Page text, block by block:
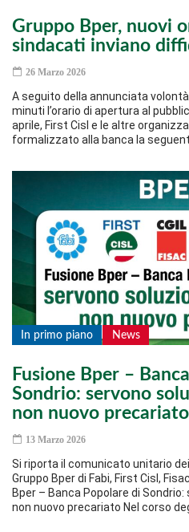
Gruppo Bper, nuovi
sindacati inviano
26 Marzo 2026
A seguito della annunciata
minuti l’orario di apertura al
aprile, First Cisl e le altre
formalizzato alla banca la
In primo piano News
Fusione Bper –
Sondrio: servono
non nuovo precariato
13 Marzo 2026
Si riporta il comunicato unitario
Gruppo Bper di Fabi, First Cisl,
Bper – Banca Popolare di
non nuovo precariato Nel corso